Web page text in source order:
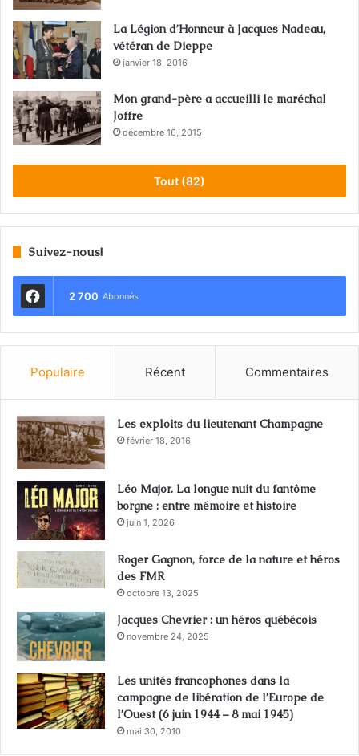
La Légion d’Honneur à Jacques Nadeau,
vétéran de Dieppe
janvier 18, 2016
Mon grand-père a accueilli le maréchal
Joffre
décembre 16, 2015
Tout (82)
Suivez-nous!
2 700 Abonnés
Populaire Récent Commentaires
Les exploits du lieutenant Champagne
février 18, 2016
Léo Major. La longue nuit du fantôme
borgne : entre mémoire et histoire
juin 1, 2026
Roger Gagnon, force de la nature et héros
des FMR
octobre 13, 2025
Jacques Chevrier : un héros québécois
novembre 24, 2025
Les unités francophones dans la
campagne de libération de l’Europe de
l’Ouest (6 juin 1944 – 8 mai 1945)
mai 30, 2010